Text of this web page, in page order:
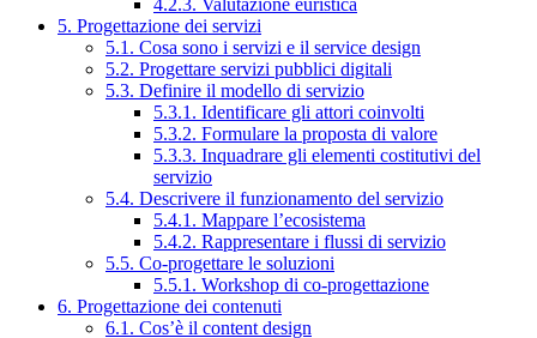
4.2.3. Valutazione euristica
5. Progettazione dei servizi
5.1. Cosa sono i servizi e il service design
5.2. Progettare servizi pubblici digitali
5.3. Definire il modello di servizio
5.3.1. Identificare gli attori coinvolti
5.3.2. Formulare la proposta di valore
5.3.3. Inquadrare gli elementi costitutivi del
servizio
5.4. Descrivere il funzionamento del servizio
5.4.1. Mappare l’ecosistema
5.4.2. Rappresentare i flussi di servizio
5.5. Co-progettare le soluzioni
5.5.1. Workshop di co-progettazione
6. Progettazione dei contenuti
6.1. Cos’è il content design